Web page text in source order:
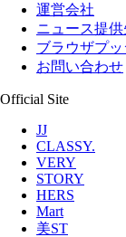
運営会社
ニュース提供
ブラウザプ
お問い合わせ
Official Site
JJ
CLASSY.
VERY
STORY
HERS
Mart
美ST